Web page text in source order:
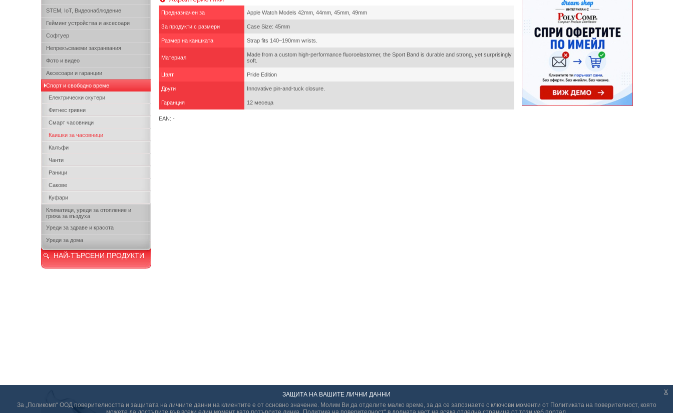
ЗАЩИТА НА ВАШИТЕ ЛИЧНИ ДАННИ
За „Поликомп“ ООД поверителността и защитата на личните данни на клиентите е от основно значение. Молим Ви да отделите малко време, за да се запознаете с ключови моменти от Политиката на поверителност, която
x
STEM, IoT, Видеонаблюдение
Гейминг устройства и аксесоари
Софтуер
Непрекъсваеми захранвания
Фото и видео
Аксесоари и гаранции
Спорт и свободно време
Електрически скутери
Фитнес гривни
Смарт часовници
Каишки за часовници
Калъфи
Чанти
Раници
Сакове
Куфари
Климатици, уреди за отопление и
грижа за въздуха
Уреди за здраве и красота
Уреди за дома
НАЙ-ТЪРСЕНИ ПРОДУКТИ
Предназначен за Apple Watch Models 42mm, 44mm, 45mm, 49mm
За продукти с размери Case Size: 45mm
Размер на каишката Strap fits 140–190mm wrists.
Материал
Made from a custom high-performance fluoroelastomer, the Sport Band is durable and strong, yet surprisingly
soft.
Цвят Pride Edition
Други Innovative pin-and-tuck closure.
Гаранция 12 месеца
EAN: -